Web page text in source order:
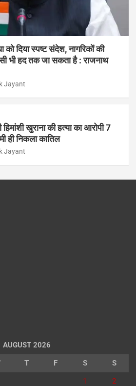
दिया स्पष्ट संदेश, नागरिकों की
भी हद तक जा सकता है : राजनाथ
Jayant
खुराना की हत्या का आरोपी 7
ही निकला कातिल
Jayant
AUGUST 2026
T F S S
1 2